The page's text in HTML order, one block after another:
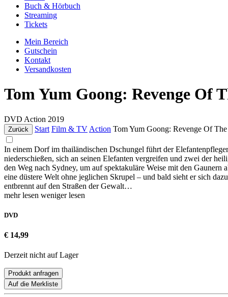
Buch & Hörbuch
Streaming
Tickets
Mein Bereich
Gutschein
Kontakt
Versandkosten
Tom Yum Goong: Revenge Of
DVD Action 2019
Zurück Start Film & TV Action Tom Yum Goong: Revenge Of
In einem Dorf im thailändischen Dschungel führt der
niederschießen, sich an seinen Elefanten vergreifen und zwei der
den Weg nach Sydney, um auf spektakuläre Weise mit den
eine düstere Welt ohne jeglichen Skrupel – und bald sieht er sich
entbrennt auf den Straßen der Gewalt…
mehr lesen weniger lesen
DVD
€ 14,99
Derzeit nicht auf Lager
Produkt anfragen
Auf die Merkliste